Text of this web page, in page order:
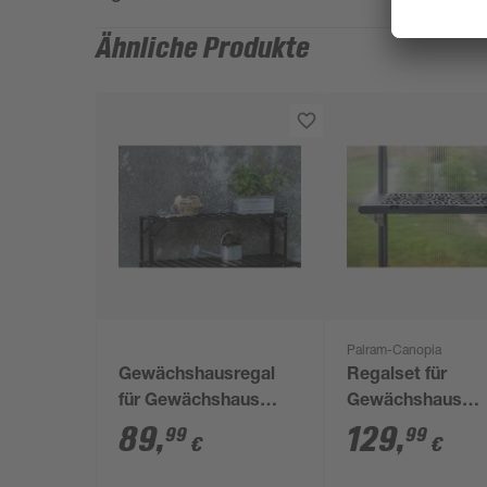
Ähnliche Produkte
Gewächshausregal
für Gewächshaus
Tisch
89,99 €
Palram-Canopia
Regalset für
Gewächshaus
anthrazit 26 x 65
Polypropylen, 6er-
129,99 €